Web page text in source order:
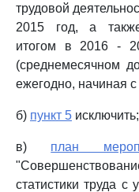
трудовой
2015 год, а
итогом в 2016 -
(среднемесячном
ежегодно, начиная с
б) пункт 5 исключить;
в) план
статистики труда